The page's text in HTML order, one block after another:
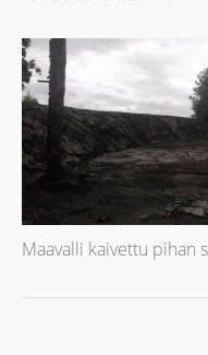
Maavalli kaivettu pihan